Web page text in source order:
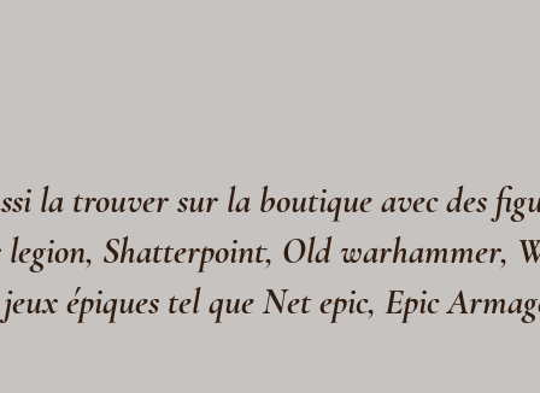
la trouver sur la boutique avec des
legion, Shatterpoint, Old warhammer,
jeux épiques tel que Net epic, Epic